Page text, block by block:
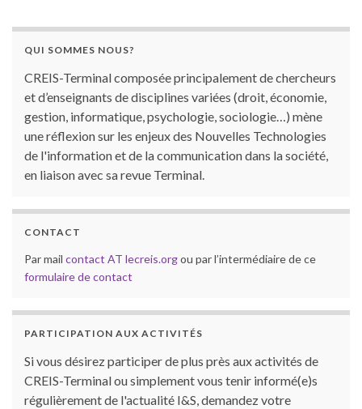
QUI SOMMES NOUS?
CREIS-Terminal composée principalement de chercheurs
et d’enseignants de disciplines variées (droit, économie,
gestion, informatique, psychologie, sociologie…) mène
une réflexion sur les enjeux des Nouvelles Technologies
de l'information et de la communication dans la société,
en liaison avec sa revue Terminal.
CONTACT
Par mail contact AT lecreis.orgou par l’intermédiaire de ce
formulaire de contact
PARTICIPATION AUX ACTIVITÉS
Si vous désirez participer de plus près aux activités de
CREIS-Terminal ou simplement vous tenir informé(e)s
régulièrement de l'actualité I&S, demandez votre